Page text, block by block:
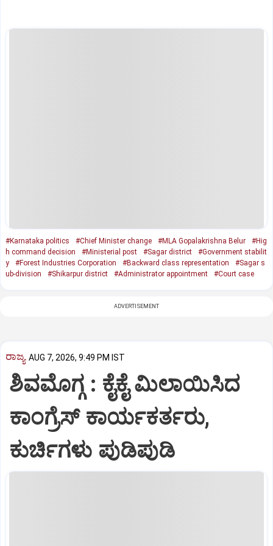
#Karnataka politics #Chief Minister change #MLA Gopalakrishna Belur
#Hig
h command decision
#Ministerial post #Sagar district
#Government stabilit
y
#Forest Industries Corporation #Backward class representation
#Sagar s
ub-division
#Shikarpur district #Administrator appointment #Court case
ADVERTISEMENT
ರಾಜ್ಯ AUG 7, 2026, 9:49 PM IST
ಶಿವಮೊಗ್ಗ : ಕೈಕೈ ಮಿಲಾಯಿಸಿದ
ಕಾಂಗ್ರೆಸ್ ಕಾರ್ಯಕರ್ತರು,
ಕುರ್ಚಿಗಳು ಪುಡಿಪುಡಿ